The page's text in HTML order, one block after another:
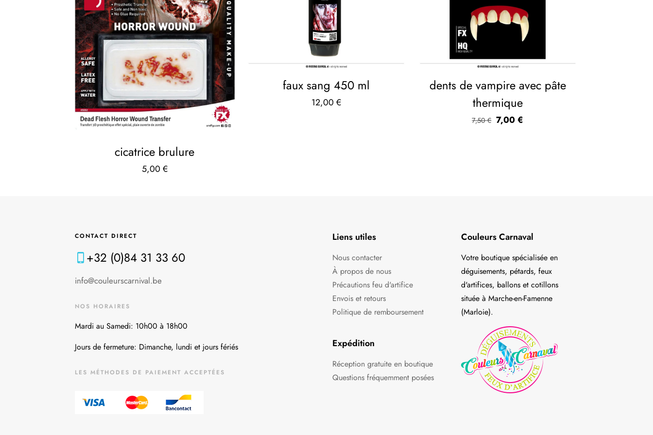
cicatrice brulure
5,00 €
faux sang 450 ml
12,00 €
dents de vampire avec pâte
thermique
7,50€ 7,00€
CONTACT DIRECT
+32 (0)84 31 33 60
info@couleurscarnival.be
NOS HORAIRES
Mardi au Samedi: 10h00 à 18h00
Jours de fermeture: Dimanche, lundi et jours fériés
LES MÉTHODES DE PAIEMENT ACCEPTÉES
Liens utiles
Nous contacter
À propos de nous
Précautions feu d'artifice
Envois et retours
Politique de remboursement
Expédition
Réception gratuite en boutique
Questions fréquemment posées
Couleurs Carnaval
Votre boutique spécialisée en
déguisements, pétards, feux
d'artifices, ballons et cotillons
située à Marche-en-Famenne
(Marloie).